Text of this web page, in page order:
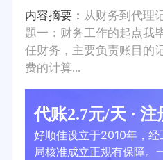
内容摘要： 从财务到代理
题一：财务工作的起点我
任财务，主要负责账目的
费的计算...
代账2.7元/天 ·
好顺佳设立于2010年，
局核准成立正规有保障。